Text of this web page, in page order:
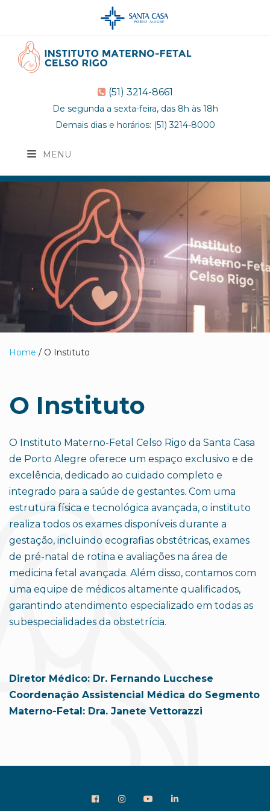
(51) 3214-8661
De segunda a sexta-feira, das 8h às 18h
Demais dias e horários: (51) 3214-8000
MENU
Home / O Instituto
O Instituto
O Instituto Materno-Fetal Celso Rigo da Santa Casa
de Porto Alegre oferece um espaço exclusivo e de
excelência, dedicado ao cuidado completo e
integrado para a saúde de gestantes. Com uma
estrutura física e tecnológica avançada, o instituto
realiza todos os exames disponíveis durante a
gestação, incluindo ecografias obstétricas, exames
de pré-natal de rotina e avaliações na área de
medicina fetal avançada. Além disso, contamos com
uma equipe de médicos altamente qualificados,
garantindo atendimento especializado em todas as
subespecialidades da obstetrícia.
Diretor Médico: Dr. Fernando Lucchese
Coordenação Assistencial Médica do Segmento
Materno-Fetal: Dra. Janete Vettorazzi